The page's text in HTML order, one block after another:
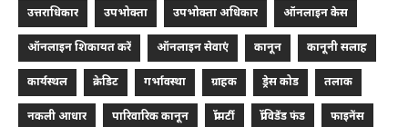
उत्तराधिकार उपभोक्ता उपभोक्ता अधिकार ऑनलाइन केस
ऑनलाइन शिकायत करें ऑनलाइन सेवाएं कानून कानूनी सलाह
कार्यस्थल क्रेडिट गर्भावस्था ग्राहक ड्रेस कोड तलाक
नकली आधार पारिवारिक कानून प्रॉपर्टी प्रॉविडेंड फंड फाइनेंस